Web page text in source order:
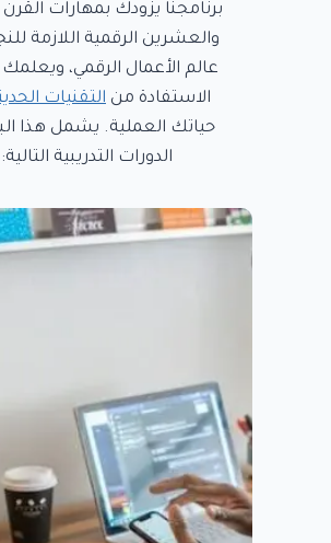
برنامجنا يزودك بمهارات القرن
والعشرين الرقمية اللازمة
عالم الأعمال الرقمي،
الاستفادة من التقنيات
حياتك العملية. يشمل هذا
الدورات التدريبية التالية: